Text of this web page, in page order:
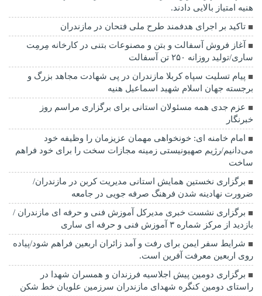
هنیه امتیاز بالایی دادند.
تاکید بر اجرای هدفمند طرح ملی فتحان در مازندران
آغاز فروش آسفالت و بتن و مصنوعات بتنی در کارخانه مِرمِت
ساری/تولید روزانه ۲۵۰ تن آسفالت
پیام تسلیت سپاه کربلا مازندران در پی شهادت مجاهد بزرگ و
برجسته جهان اسلام شهید اسماعیل هنیه
عزم جدی همه مسئولان استانی برای برگزاری مراسم روز
خبرنگار
امام خامنه ای: خونخواهی مهمان عزیزمان را وظیفه خود
می‌دانیم/رژیم صهیونیستی زمینه مجازات سخت را برای خود فراهم
ساخت
برگزاری نخستین همایش استانی مدیریت کربن در مازندران/
ضرورت نهادینه شدن فرهنگ صرفه جویی در جامعه
برگزاری نشست خبری مدیرکل آموزش فنی و حرفه ای مازندران /
بازدید از مرکز شماره ۳ آموزش فنی و حرفه ای ساری
شرایط سفر ایمن برای رفت و آمد زائران اربعین فراهم شود/پیاده
روی اربعین معرفت آفرین است.
برگزاری دومین پیش اجلاسیه فرزندان و همسران شهدا در
راستای دومین کنگره شهدای مازندران سرزمین علویان خط شکن